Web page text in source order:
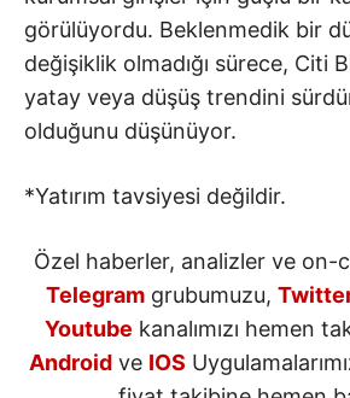
görülüyordu. Beklenmedik bir
değişiklik olmadığı sürece, Citi
yatay veya düşüş trendini
olduğunu düşünüyor.
*Yatırım tavsiyesi değildir.
Özel haberler, analizler ve on-
Telegramgrubumuzu,
Youtube kanalımızı hemen
Androidve IOS